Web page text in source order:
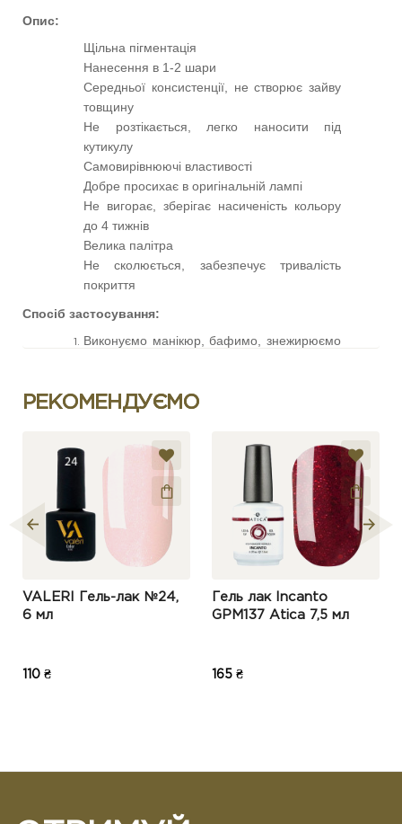
Опис:
Щільна пігментація
Нанесення в 1-2 шари
Середньої консистенції, не створює зайву
товщину
Не розтікається, легко наносити під
кутикулу
Самовирівнюючі властивості
Добре просихає в оригінальній лампі
Не вигорає, зберігає насиченість кольору
до 4 тижнів
Велика палітра
Не сколюється, забезпечує тривалість
покриття
Спосіб застосування:
Виконуємо манікюр, бафимо, знежирюємо
прозорої бази SCOTCH BASE (або іншої
Пам’ятайте, що середньо кислотною
базою не можна робити вирівнювання,
тільки тонкий шар, щоб не виникало
хімічних опіків.
Наносимо тонкий або вирівнюючий шар
DARK PRO BASE або твердий матеріал.
лаком в 1 або в 2 шари.
Полімеризуємо в оригінальній лампі 60
Обробіть навколонігтьову ділянку олією
якості
РЕКОМЕНДУЄМО
VALERI Гель-лак №24,
6 мл
110 ₴
Гель лак Incanto
GPM137 Atica 7,5 мл
165 ₴